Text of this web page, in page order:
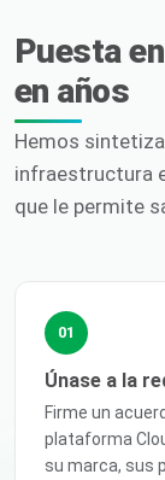
Puesta
en años
Hemos
infraestructura
que le permite
01
Únase a la
Firme un
plataforma
su marca, sus